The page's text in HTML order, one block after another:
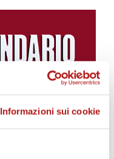
Informazioni sui cookie